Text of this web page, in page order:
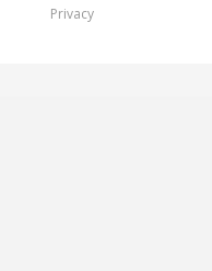
Privacy